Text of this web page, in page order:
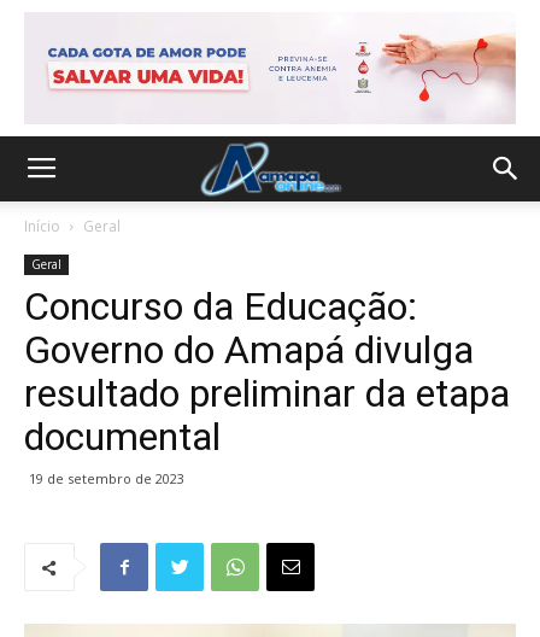
Início Geral
Geral
Concurso da Educação:
Governo do Amapá divulga
resultado preliminar da etapa
documental
19 de setembro de 2023